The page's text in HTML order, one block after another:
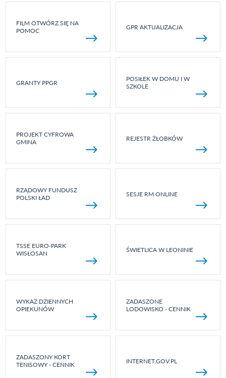
FILM OTWÓRZ SIĘ NA
POMOC
GPR AKTUALIZACJA
GRANTY PPGR
POSIŁEK W DOMU I W
SZKOLE
PROJEKT CYFROWA
GMINA
REJESTR ŻŁOBKÓW
RZĄDOWY FUNDUSZ
POLSKI ŁAD
SESJE RM ONLINE
TSSE EURO-PARK
WISŁOSAN
ŚWIETLICA W LEONINIE
WYKAZ DZIENNYCH
OPIEKUNÓW
ZADASZONE
LODOWISKO - CENNIK
ZADASZONY KORT
TENISOWY - CENNIK
INTERNET.GOV.PL